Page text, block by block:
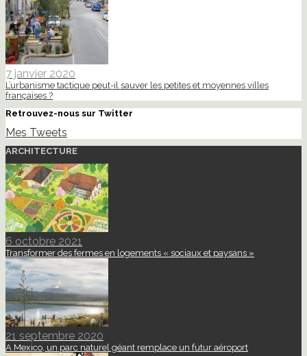
7 janvier 2020
L’urbanisme tactique peut-il sauver les petites et moyennes villes
françaises ?
Retrouvez-nous sur Twitter
Mes Tweets
ARCHITECTURE
6 octobre 2021
Transformer des fermes en logements « sociaux et paysans »
21 septembre 2020
A Mexico, un parc naturel géant remplace un futur aéroport